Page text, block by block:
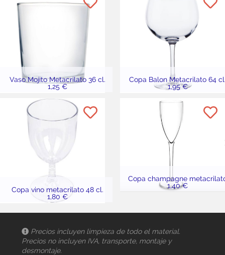
Vaso Mojito Metacrilato 36 cl.
1,25 €
Copa Balon Metacrilato 64
1,95 €
Copa vino metacrilato 48 cl.
1,80 €
Copa champagne
1,40 €
Precios incluyen limpieza de todo el material.
Precios no incluyen IVA, transporte, montaje y
desmontaje.